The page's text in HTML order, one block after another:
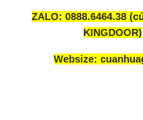
ZALO: 0888.6464.38
KINGDOOR)
Websize: